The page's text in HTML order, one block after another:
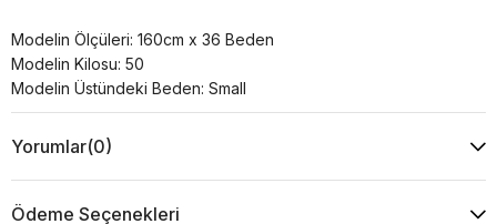
Modelin Ölçüleri: 160cm x 36 Beden
Modelin Kilosu: 50
Modelin Üstündeki Beden: Small
Yorumlar(0)
Ödeme Seçenekleri